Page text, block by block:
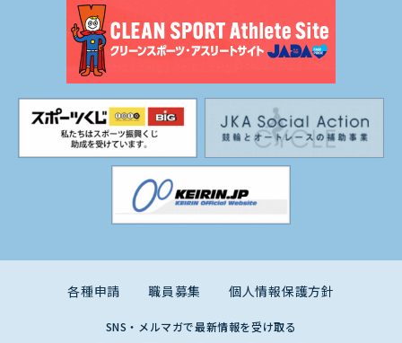
各種申請 職員募集 個人情報保護方針
SNS・メルマガで最新情報を受け取る